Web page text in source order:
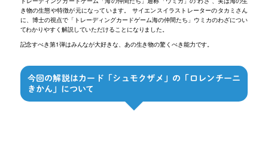
き物の生態や特徴が元になっています。 サイエンスイラストレーターのタカミさん
に、博士の視点で「トレーディングカードゲーム海の仲間たち」ウミカのわざについ
てわかりやすく解説していただけることになりました。
記念すべき第1弾はみんなが大好きな、あの生き物の驚くべき能力です。
今回の解説はカード「シュモクザメ」の「ロレンチーニ
きかん」について